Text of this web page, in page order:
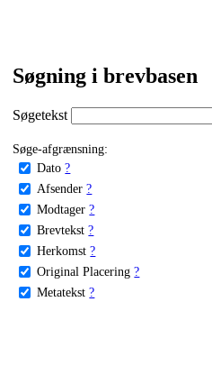
Søgning i brevbasen
Søgetekst
Søge-afgrænsning:
Dato ?
Afsender ?
Modtager ?
Brevtekst ?
Herkomst ?
Original Placering ?
Metatekst ?